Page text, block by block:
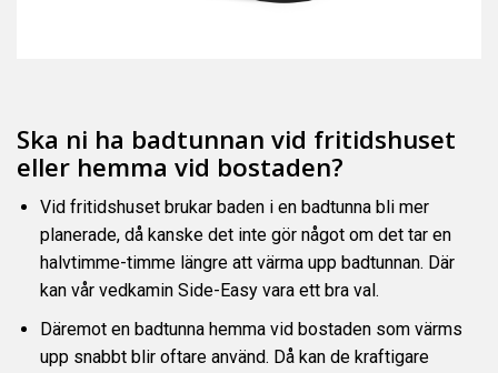
Ska ni ha badtunnan vid fritidshuset
eller hemma vid bostaden?
Vid fritidshuset brukar baden i en badtunna bli mer
planerade, då kanske det inte gör något om det tar en
halvtimme-timme längre att värma upp badtunnan. Där
kan vår vedkamin Side-Easy vara ett bra val.
Däremot en badtunna hemma vid bostaden som värms
upp snabbt blir oftare använd. Då kan de kraftigare